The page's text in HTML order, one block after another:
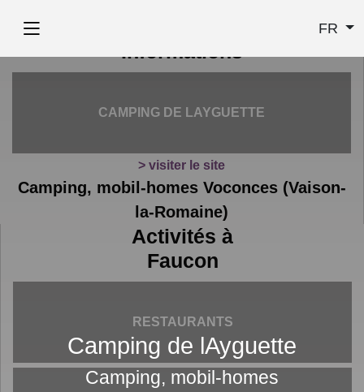
FR
Camping de lAyguette
Camping, mobil-homes
Informations
CAMPING DE LAYGUETTE
> visiter le site
Camping, mobil-homes Voconces (Vaison-
la-Romaine)
Activités à
Faucon
RESTAURANTS